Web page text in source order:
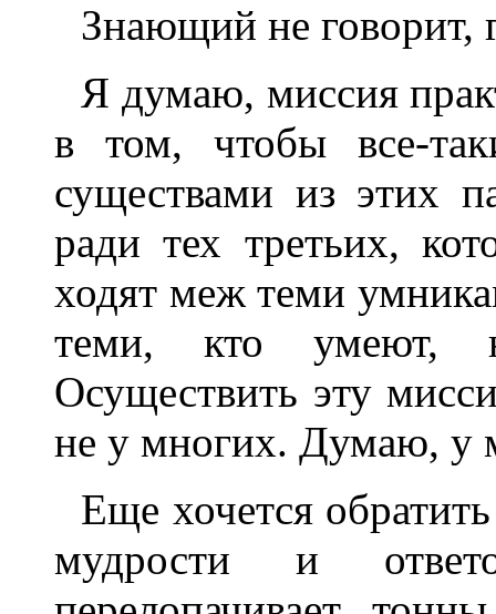
Знающий не говорит,
Я думаю, миссия
в том, чтобы все-
существами из этих
ради тех третьих,
ходят меж теми
теми, кто умеют,
Осуществить эту
не у многих. Думаю, у
Еще хочется
мудрости и